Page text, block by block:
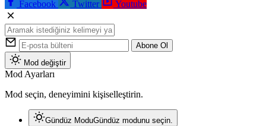
Facebook
Twitter Youtube
Abone Ol
Mod değiştir
Mod Ayarları
Mod seçin, deneyimini kişiselleştirin.
Gündüz ModuGündüz modunu seçin.